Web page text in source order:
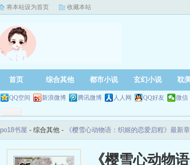
将本站设为首页 收藏本站
首页 综合其他 都市小说 玄幻小说 耽
QQ空间 新浪微博 腾讯微博 人人网 QQ好友 微信
po18书屋 - 综合其他 - 《樱雪心动物语：织姬的恋爱启程》最新
《樱雪心动物